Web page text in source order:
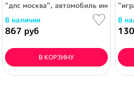
"дпс москва", автомобиль
В наличии
867 руб
В КОРЗИНУ
В